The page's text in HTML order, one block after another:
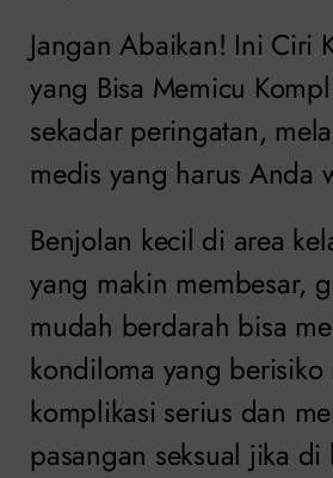
Jangan Abaikan! Ini Ciri
yang Bisa Memicu
sekadar peringatan,
medis yang harus Anda
Benjolan kecil di area
yang makin membesar,
mudah berdarah bisa
kondiloma yang
komplikasi serius dan
pasangan seksual jika di